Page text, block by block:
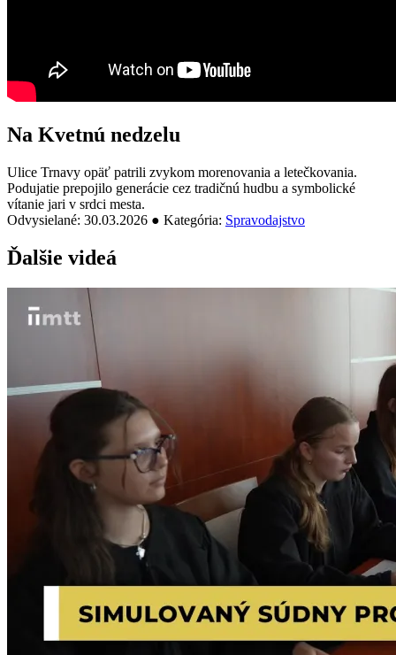
Na Kvetnú nedzelu
Ulice Trnavy opäť patrili zvykom morenovania a letečkovania.
Podujatie prepojilo generácie cez tradičnú hudbu a symbolické
vítanie jari v srdci mesta.
Odvysielané: 30.03.2026 ● Kategória: Spravodajstvo
Ďalšie videá